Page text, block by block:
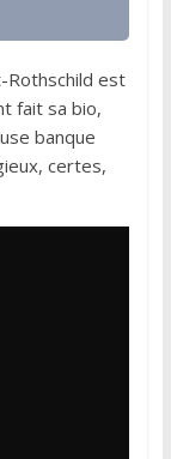
Rothschild est
fait sa bio,
banque
certes,